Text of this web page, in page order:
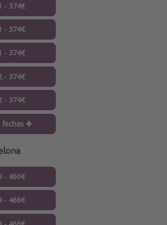
- 374€
- 374€
- 374€
- 374€
- 374€
fechas ✚
- 466€
- 466€